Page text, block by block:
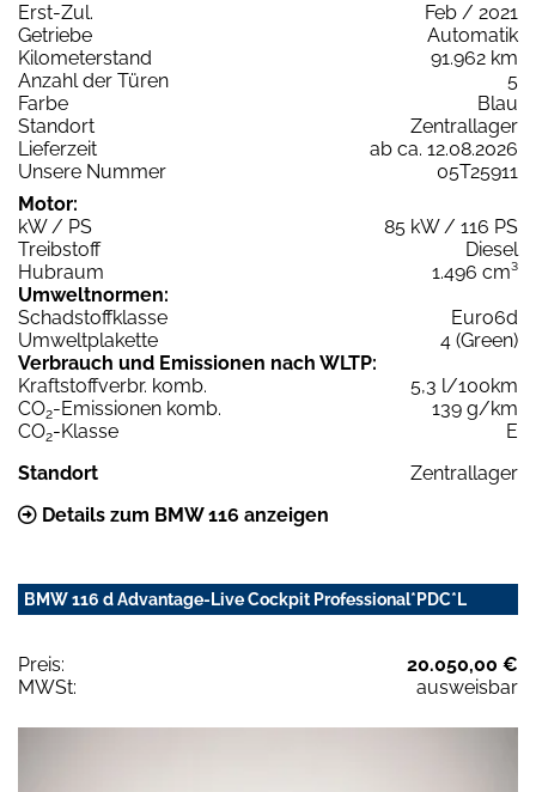
Erst-Zul.
Feb / 2021
Getriebe
Automatik
Kilometerstand
91.962 km
Anzahl der Türen
5
Farbe
Blau
Standort
Zentrallager
Lieferzeit
ab ca. 12.08.2026
Unsere Nummer
05T25911
Motor:
kW / PS
85 kW / 116 PS
Treibstoff
Diesel
Hubraum
1.496 cm³
Umweltnormen:
Schadstoffklasse
Euro6d
Umweltplakette
4 (Green)
Verbrauch und Emissionen nach WLTP:
Kraftstoffverbr. komb.
5,3 l/100km
CO2-Emissionen komb.
139 g/km
CO2-Klasse
E
Standort
Zentrallager
Details zum BMW 116 anzeigen
BMW 116 d Advantage-Live Cockpit Professional*PDC*L
Preis:
20.050,00 €
MWSt:
ausweisbar